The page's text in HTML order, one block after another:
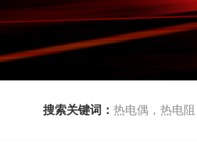
搜索关键词： 热电偶，热电